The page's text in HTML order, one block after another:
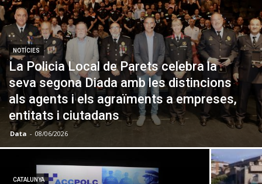
NOTÍCIES
La Policia Local de Parets celebra la
seva segona Diada amb les distincions
als agents i els agraïments a empreses,
entitats i ciutadans
Data - 08/06/2026
CATALUNYA